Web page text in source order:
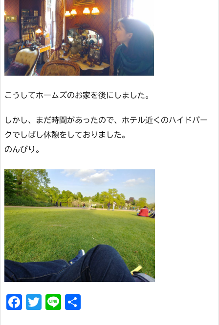
こうしてホームズのお家を後にしました。
しかし、まだ時間があったので、ホテル近くのハイドパー
クでしばし休憩をしておりました。
のんびり。
F
T
Li